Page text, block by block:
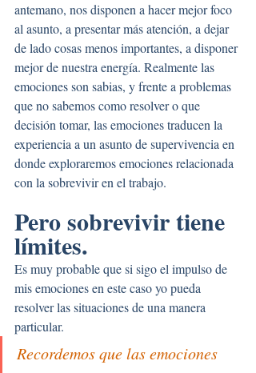
antemano, nos disponen a hacer mejor foco
al asunto, a presentar más atención, a dejar
de lado cosas menos importantes, a disponer
mejor de nuestra energía. Realmente las
emociones son sabias, y frente a problemas
que no sabemos como resolver o que
decisión tomar, las emociones traducen la
experiencia a un asunto de supervivencia en
donde exploraremos emociones relacionada
con la sobrevivir en el trabajo.
Pero sobrevivir tiene
límites.
Es muy probable que si sigo el impulso de
mis emociones en este caso yo pueda
resolver las situaciones de una manera
particular.
Recordemos que las emociones